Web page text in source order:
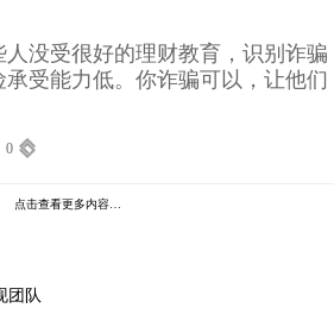
没受很好的理财教育，识别诈骗
承受能力低。你诈骗可以，让他们
0
点击查看更多内容…
团队